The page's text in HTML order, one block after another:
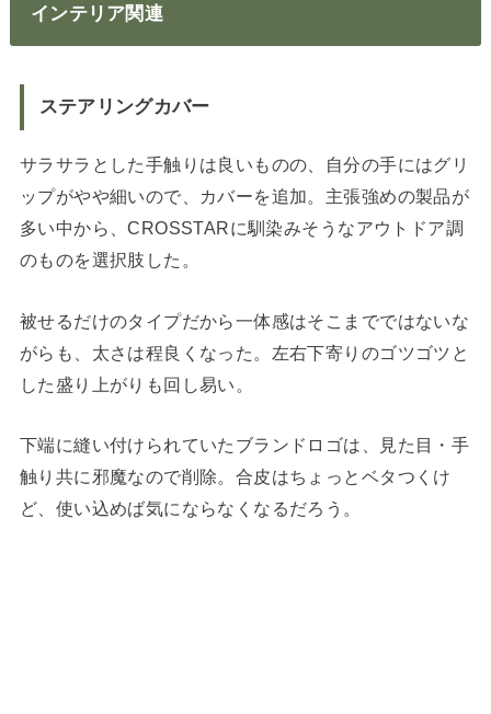
インテリア関連
ステアリングカバー
サラサラとした手触りは良いものの、自分の手にはグリ
ップがやや細いので、カバーを追加。主張強めの製品が
多い中から、CROSSTARに馴染みそうなアウトドア調
のものを選択肢した。
被せるだけのタイプだから一体感はそこまでではないな
がらも、太さは程良くなった。左右下寄りのゴツゴツと
した盛り上がりも回し易い。
下端に縫い付けられていたブランドロゴは、見た目・手
触り共に邪魔なので削除。合皮はちょっとベタつくけ
ど、使い込めば気にならなくなるだろう。